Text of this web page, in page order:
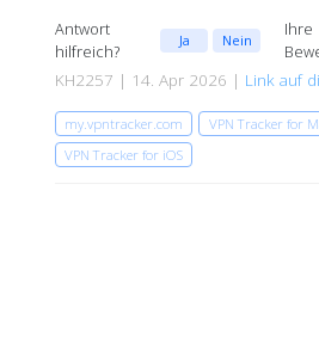
Antwort
hilfreich?
Ja Nein
Ihre
KH2257 | 14. Apr 2026 | Link auf
my.vpntracker.com
VPN Tracker for
VPN Tracker for iOS